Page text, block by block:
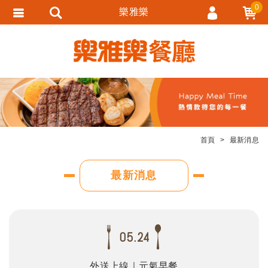
首頁 最新消息
最新消息
05.24
外送上線｜元氣早餐
樂雅樂 0
會員註冊
忘記密碼
訂單查詢
追蹤清單